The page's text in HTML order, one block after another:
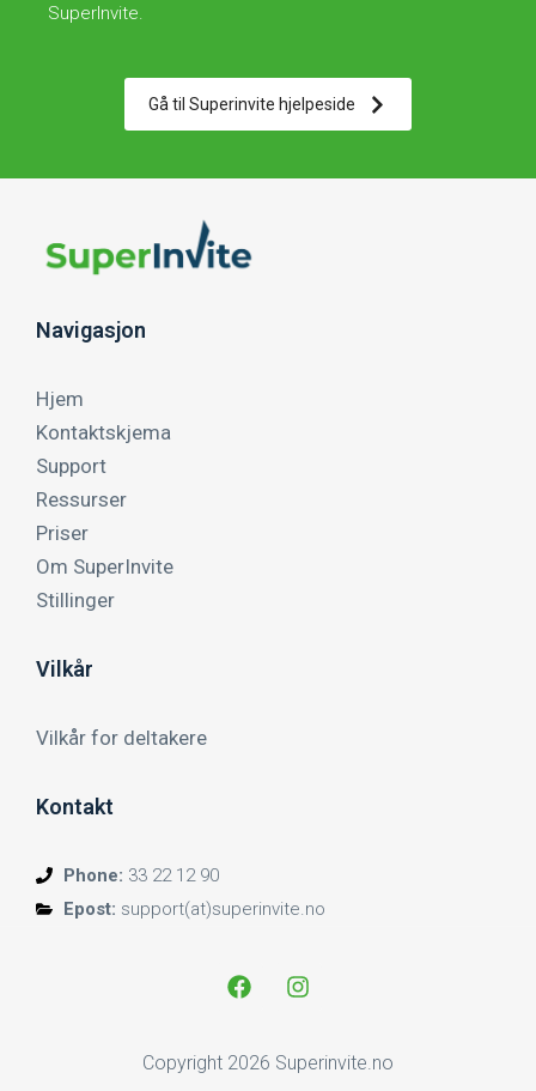
SuperInvite.
Gå til Superinvite hjelpeside
Navigasjon
Hjem
Kontaktskjema
Support
Ressurser
Priser
Om SuperInvite
Stillinger
Vilkår
Vilkår for deltakere
Kontakt
Phone: 33 22 12 90
Epost: support(at)superinvite.no
Copyright 2026 Superinvite.no